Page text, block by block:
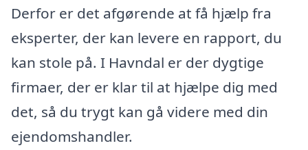
Derfor er det afgørende at få hjælp fra
eksperter, der kan levere en rapport, du
kan stole på. I Havndal er der dygtige
firmaer, der er klar til at hjælpe dig med
det, så du trygt kan gå videre med din
ejendomshandler.